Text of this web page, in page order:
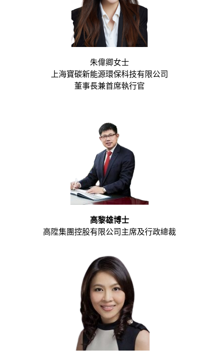
朱偉卿女士
上海寶碳新能源環保科技有限公司
董事長兼首席執行官
高黎雄博士
高陞集團控股有限公司主席及行政總裁